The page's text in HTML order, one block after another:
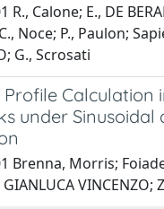
R., Calone; E., DE
Noce; P., Paulon;
G., Scrosati
Calculation
under Sinusoidal
Brenna, Morris;
VINCENZO;